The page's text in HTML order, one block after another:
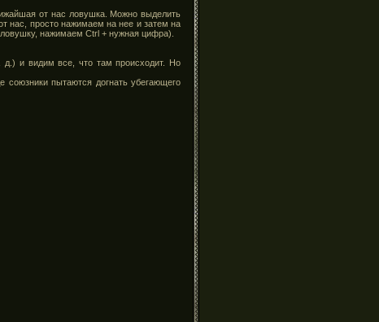
от нас ловушка. Можно выделить
нас, просто нажимаем на нее и затем на
нажимаем Ctrl + нужная цифра).
д.) и видим все, что там происходит. Но
союзники пытаются догнать убегающего